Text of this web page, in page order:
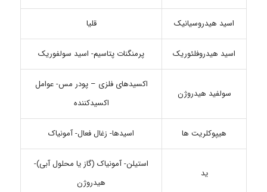
اسید هیدروسیانیک قلیا
اسید هیدروفلئوریک پرمنگنات پتاسیم- اسید سولفوریک
سولفید هیدروژن
اکسیدهای فلزی – پودر مس- عوامل
اکسیدکننده
هیپوکلریت ها اسیدها- زغال فعال- آمونیاک
ید
استیلن- آمونیاک (گاز یا محلول آبی)-
هیدروژن